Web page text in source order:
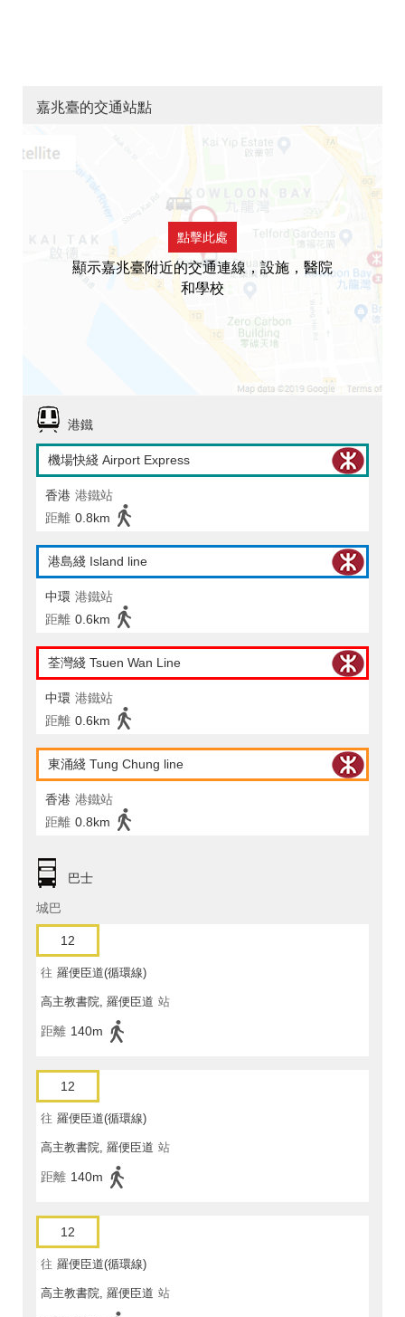
嘉兆臺的交通站點
點擊此處
顯示嘉兆臺附近的交通連線，設施，醫院
和學校
港鐵
機場快綫 Airport Express
香港 港鐵站
距離 0.8km
港島綫 Island line
中環 港鐵站
距離 0.6km
荃灣綫 Tsuen Wan Line
中環 港鐵站
距離 0.6km
東涌綫 Tung Chung line
香港 港鐵站
距離 0.8km
巴士
城巴
12
往 羅便臣道(循環線)
高主教書院, 羅便臣道 站
距離 140m
12
往 羅便臣道(循環線)
高主教書院, 羅便臣道 站
距離 140m
12
往 羅便臣道(循環線)
高主教書院, 羅便臣道 站